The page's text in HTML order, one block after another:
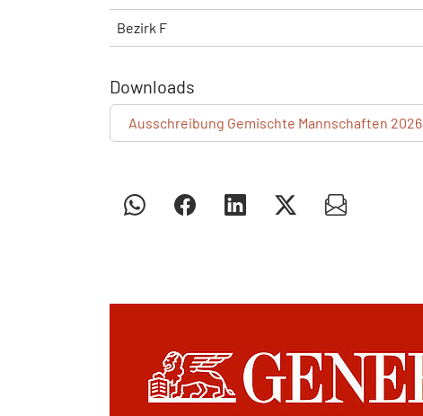
Bezirk F
Downloads
Ausschreibung Gemischte Mannschaften 2026